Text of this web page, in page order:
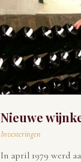
Nieuwe
Investeringen
In april 1979 werd